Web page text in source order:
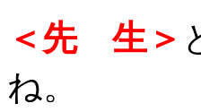
＜先 生＞
ね。